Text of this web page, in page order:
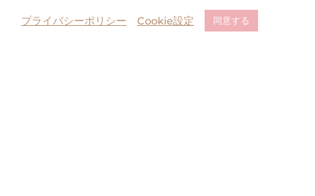
プライバシーポリシー Cookie設定 同意する